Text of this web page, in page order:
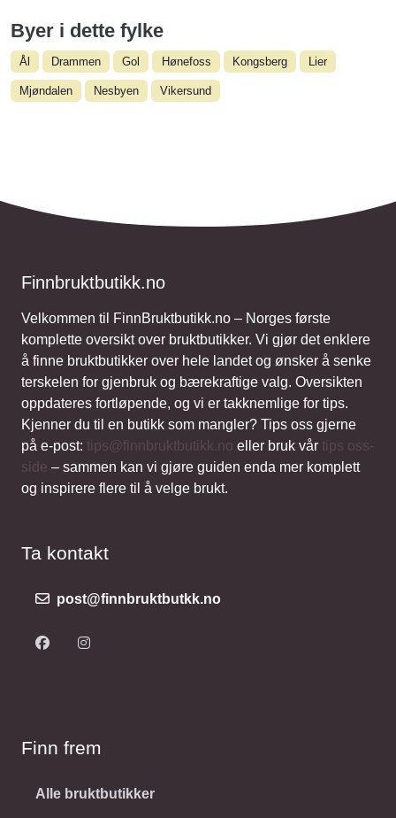
Byer i dette fylke
Ål Drammen Gol Hønefoss Kongsberg Lier
Mjøndalen Nesbyen Vikersund
Finnbruktbutikk.no
Velkommen til FinnBruktbutikk.no – Norges første
komplette oversikt over bruktbutikker. Vi gjør det enklere
å finne bruktbutikker over hele landet og ønsker å senke
terskelen for gjenbruk og bærekraftige valg. Oversikten
oppdateres fortløpende, og vi er takknemlige for tips.
Kjenner du til en butikk som mangler? Tips oss gjerne
på e-post: tips@finnbruktbutikk.no eller bruk vår tips oss-
side – sammen kan vi gjøre guiden enda mer komplett
og inspirere flere til å velge brukt.
Ta kontakt
post@finnbruktbutkk.no
Finn frem
Alle bruktbutikker